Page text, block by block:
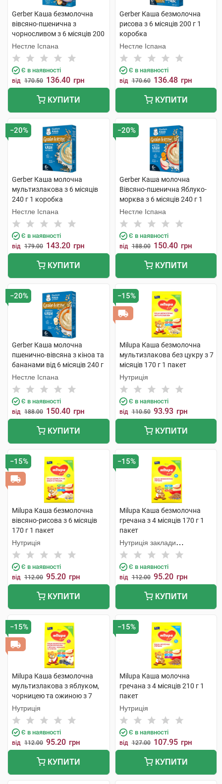
Gerber Каша безмолочна
вівсяно-пшенична з
чорносливом з 6 місяців 200
г 1 коробка
Нестле Іспана
Є в наявності
від 170.50 136.40 грн
КУПИТИ
Gerber Каша безмолочна
рисова з 6 місяців 200 г 1
коробка
Нестле Іспана
Є в наявності
від 170.60 136.48 грн
КУПИТИ
−20%
Gerber Каша молочна
мультизлакова з 6 місяців
240 г 1 коробка
Нестле Іспана
Є в наявності
від 179.00 143.20 грн
КУПИТИ
−20%
Gerber Каша молочна
Вівсяно-пшенична Яблуко-
морква з 6 місяців 240 г 1
коробка
Нестле Іспана
Є в наявності
від 188.00 150.40 грн
КУПИТИ
−20%
Gerber Каша молочна
пшенично-вівсяна з кіноа та
бананами від 6 місяців 240 г
1 коробка
Нестле Іспана
Є в наявності
від 188.00 150.40 грн
КУПИТИ
−15%
Milupa Каша безмолочна
мультизлакова без цукру з 7
місяців 170 г 1 пакет
Нутриція
Є в наявності
від 110.50 93.93 грн
КУПИТИ
−15%
Milupa Каша безмолочна
вівсяно-рисова з 6 місяців
170 г 1 пакет
Нутриція
Є в наявності
від 112.00 95.20 грн
КУПИТИ
−15%
Milupa Каша безмолочна
гречана з 4 місяців 170 г 1
пакет
Нутриція заклади
продукційне
Є в наявності
від 112.00 95.20 грн
КУПИТИ
−15%
Milupa Каша безмолочна
мультизлакова з яблуком,
чорницею та ожиною з 7
місяців 170 г 1 пакет
Нутриція
Є в наявності
від 112.00 95.20 грн
КУПИТИ
−15%
Milupa Каша молочна
гречана з 4 місяців 210 г 1
пакет
Нутриція
Є в наявності
від 127.00 107.95 грн
КУПИТИ